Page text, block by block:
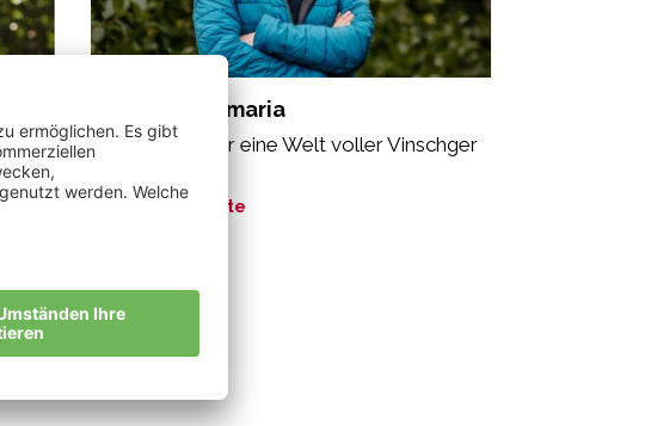
Götsch Annamaria
"Miteinander für eine Welt voller Vinschger
Meine Geschichte